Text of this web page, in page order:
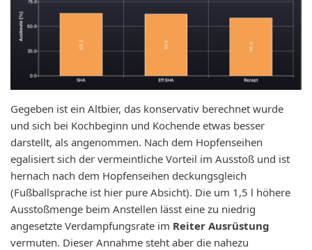
Gegeben ist ein Altbier, das konservativ berechnet wurde
und sich bei Kochbeginn und Kochende etwas besser
darstellt, als angenommen. Nach dem Hopfenseihen
egalisiert sich der vermeintliche Vorteil im Ausstoß und ist
hernach nach dem Hopfenseihen deckungsgleich
(Fußballsprache ist hier pure Absicht). Die um 1,5 l höhere
Ausstoßmenge beim Anstellen lässt eine zu niedrig
angesetzte Verdampfungsrate im Reiter Ausrüstung
vermuten. Dieser Annahme steht aber die nahezu